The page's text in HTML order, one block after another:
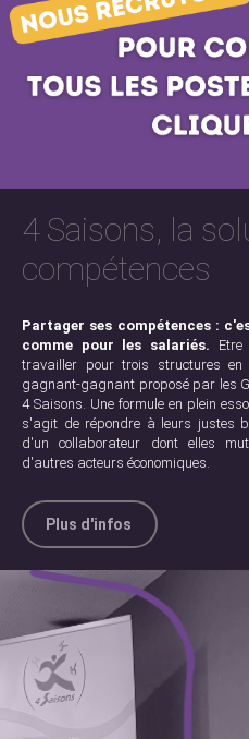
4 Saisons, la
compétences
Partager ses compétences :
comme pour les salariés. Etre
travailler pour trois structures
gagnant-gagnant proposé par les
4 Saisons. Une formule en plein
s'agit de répondre à leurs justes
d'un collaborateur dont elles
d'autres acteurs économiques.
Plus d'infos